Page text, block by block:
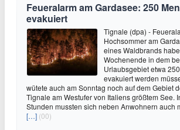
Feueralarm am Gardasee: 250
evakuiert
Tignale (dpa) -
Hochsommer am
eines Waldbrands
Wochenende in dem
Urlaubsgebiet etwa
evakuiert werden
wütete auch am Sonntag noch auf dem Gebiet
Tignale am Westufer von Italiens größtem See.
Stunden mussten sich neben Anwohnern auch
[…] (00)